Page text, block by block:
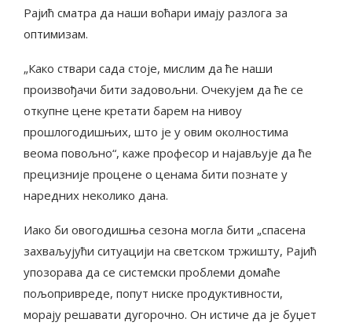
Рајић сматра да наши воћари имају разлога за
оптимизам.
„Како ствари сада стоје, мислим да ће наши
произвођачи бити задовољни. Очекујем да ће се
откупне цене кретати барем на нивоу
прошлогодишњих, што је у овим околностима
веома повољно“, каже професор и најављује да ће
прецизније процене о ценама бити познате у
наредних неколико дана.
Иако би овогодишња сезона могла бити „спасена
захваљујући ситуацији на светском тржишту, Рајић
упозорава да се системски проблеми домаће
пољопривреде, попут ниске продуктивности,
морају решавати дугорочно. Он истиче да је буџет